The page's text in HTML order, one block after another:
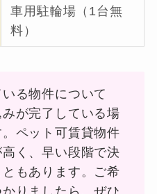
車用駐輪場（1台無
料）
る物件について
が完了している場
ペット可賃貸物件
く、早い段階で決
もあります。ご希